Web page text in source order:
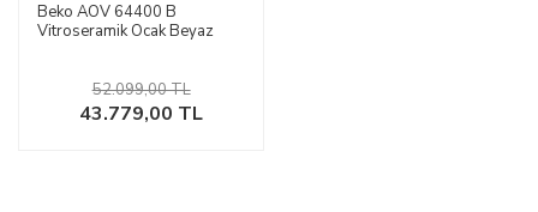
Beko AOV 64400 B
Vitroseramik Ocak Beyaz
43.779,00 TL
52.099,00 TL